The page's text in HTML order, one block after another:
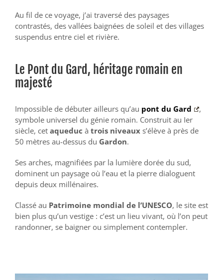
Au fil de ce voyage, j’ai traversé des paysages
contrastés, des vallées baignées de soleil et des villages
suspendus entre ciel et rivière.
Le Pont du Gard, héritage romain en
majesté
Impossible de débuter ailleurs qu’au pont du Gard
,
symbole universel du génie romain. Construit au Ier
siècle, cet aqueduc à trois niveaux s’élève à près de
50 mètres au-dessus du Gardon.
Ses arches, magnifiées par la lumière dorée du sud,
dominent un paysage où l’eau et la pierre dialoguent
depuis deux millénaires.
Classé au Patrimoine mondial de l’UNESCO, le site est
bien plus qu’un vestige : c’est un lieu vivant, où l’on peut
randonner, se baigner ou simplement contempler.